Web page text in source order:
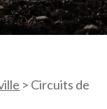
> Circuits de